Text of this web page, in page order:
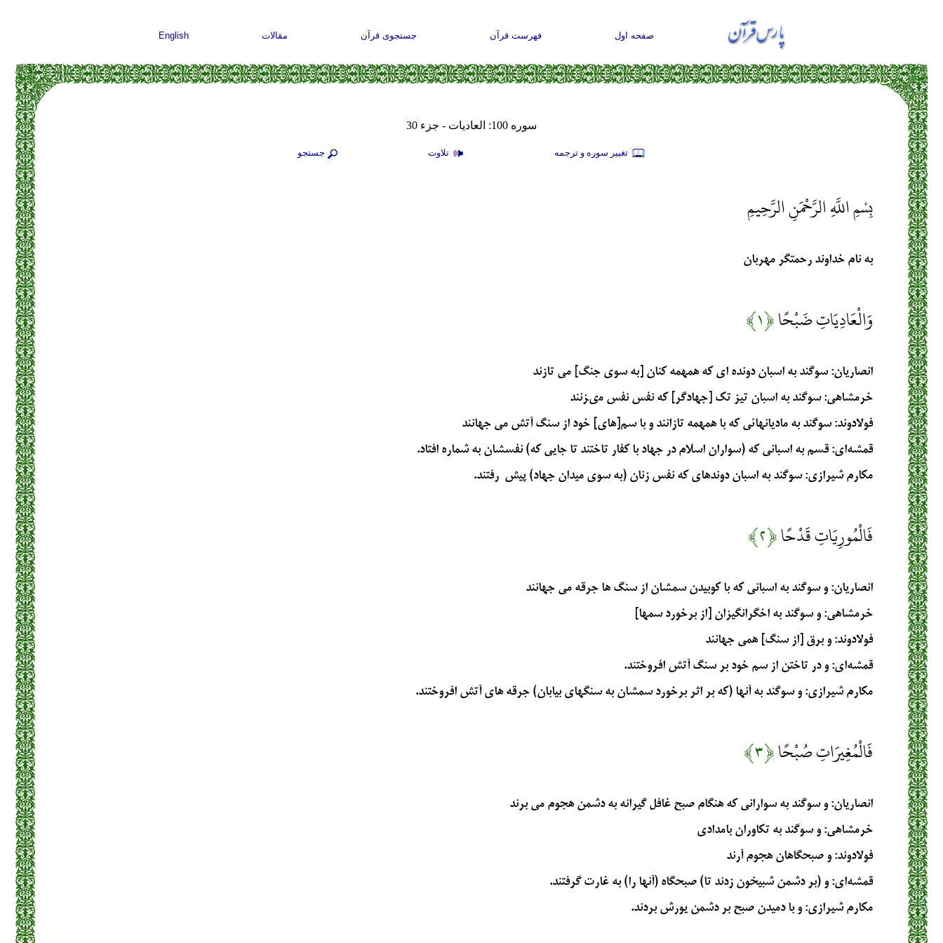
صفحه اول فهرست قرآن جستجوی قرآن مقالات English
سوره 100: العاديات - جزء 30
تغيير سوره و ترجمه تلاوت جستجو
بِسْمِ اللَّهِ الرَّحْمَنِ الرَّحِيمِ
به نام خداوند رحمتگر مهربان
وَالْعَادِيَاتِ ضَبْحًا﴿۱﴾
انصاریان: سوگند به اسبان دونده ای که همهمه کنان [به سوی جنگ] می تازند
خرمشاهی: سوگند به اسبان تيز تك [جهادگر] كه نفس نفس مى‏زنند
فولادوند: سوگند به ماديانهائى كه با همهمه تازانند و با سم[هاى] خود از سنگ آتش مى ‏جهانند
قمشه‌ای: قسم به اسبانی که (سواران اسلام در جهاد با کفار تاختند تا جایی که) نفسشان به شماره افتاد.
مکارم شیرازی: سوگند به اسبان دوندهاي كه نفس زنان (به سوي ميدان جهاد) پيش ‍ رفتند.
فَالْمُورِيَاتِ قَدْحًا﴿۲﴾
انصاریان: و سوگند به اسبانی که با کوبیدن سمشان از سنگ ها جرقه می جهانند
خرمشاهی: و سوگند به اخگرانگيزان [از برخورد سمها]
فولادوند: و برق [از سنگ] همى جهانند
قمشه‌ای: و در تاختن از سم خود بر سنگ آتش افروختند.
مکارم شیرازی: و سوگند به آنها (كه بر اثر برخورد سمشان به سنگهاي بيابان) جرقه‏ هاي آتش افروختند.
فَالْمُغِيرَاتِ صُبْحًا﴿۳﴾
انصاریان: و سوگند به سوارانی که هنگام صبح غافل گیرانه به دشمن هجوم می برند
خرمشاهی: و سوگند به تكاوران بامدادى‏
فولادوند: و صبحگاهان هجوم آرند
قمشه‌ای: و (بر دشمن شبیخون زدند تا) صبحگاه (آنها را) به غارت گرفتند.
مکارم شیرازی: و با دميدن صبح بر دشمن يورش بردند.